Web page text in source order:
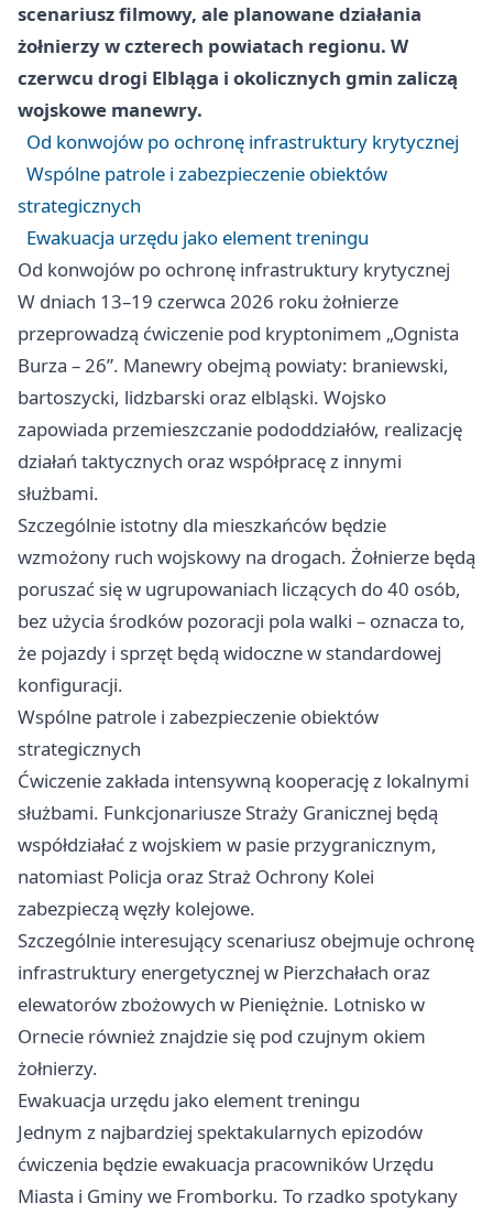
scenariusz filmowy, ale planowane działania
żołnierzy w czterech powiatach regionu. W
czerwcu drogi Elbląga i okolicznych gmin zaliczą
wojskowe manewry.
Od konwojów po ochronę infrastruktury krytycznej
Wspólne patrole i zabezpieczenie obiektów
strategicznych
Ewakuacja urzędu jako element treningu
Od konwojów po ochronę infrastruktury krytycznej
W dniach 13–19 czerwca 2026 roku żołnierze
przeprowadzą ćwiczenie pod kryptonimem „Ognista
Burza – 26”. Manewry obejmą powiaty: braniewski,
bartoszycki, lidzbarski oraz elbląski. Wojsko
zapowiada przemieszczanie pododdziałów, realizację
działań taktycznych oraz współpracę z innymi
służbami.
Szczególnie istotny dla mieszkańców będzie
wzmożony ruch wojskowy na drogach. Żołnierze będą
poruszać się w ugrupowaniach liczących do 40 osób,
bez użycia środków pozoracji pola walki – oznacza to,
że pojazdy i sprzęt będą widoczne w standardowej
konfiguracji.
Wspólne patrole i zabezpieczenie obiektów
strategicznych
Ćwiczenie zakłada intensywną kooperację z lokalnymi
służbami. Funkcjonariusze Straży Granicznej będą
współdziałać z wojskiem w pasie przygranicznym,
natomiast Policja oraz Straż Ochrony Kolei
zabezpieczą węzły kolejowe.
Szczególnie interesujący scenariusz obejmuje ochronę
infrastruktury energetycznej w Pierzchałach oraz
elewatorów zbożowych w Pieniężnie. Lotnisko w
Ornecie również znajdzie się pod czujnym okiem
żołnierzy.
Ewakuacja urzędu jako element treningu
Jednym z najbardziej spektakularnych epizodów
ćwiczenia będzie ewakuacja pracowników Urzędu
Miasta i Gminy we Fromborku. To rzadko spotykany